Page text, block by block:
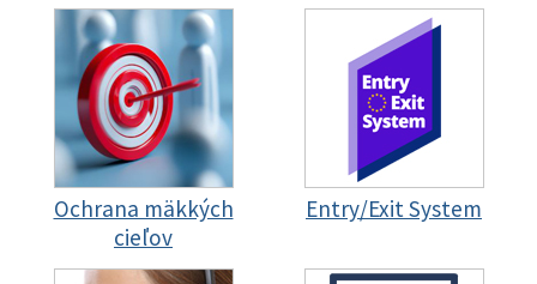
Ochrana mäkkých
cieľov
Entry/Exit System